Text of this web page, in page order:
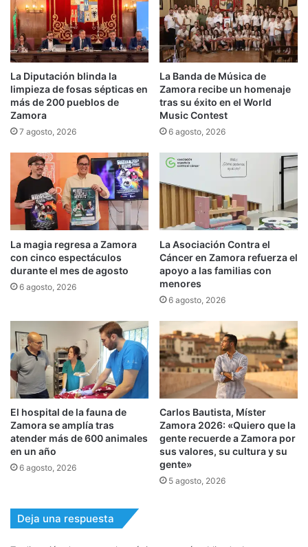
La Diputación blinda la
limpieza de fosas sépticas en
más de 200 pueblos de
Zamora
7 agosto, 2026
La Banda de Música de
Zamora recibe un homenaje
tras su éxito en el World
Music Contest
6 agosto, 2026
La magia regresa a Zamora
con cinco espectáculos
durante el mes de agosto
6 agosto, 2026
La Asociación Contra el
Cáncer en Zamora refuerza el
apoyo a las familias con
menores
6 agosto, 2026
El hospital de la fauna de
Zamora se amplía tras
atender más de 600 animales
en un año
6 agosto, 2026
Carlos Bautista, Míster
Zamora 2026: «Quiero que la
gente recuerde a Zamora por
sus valores, su cultura y su
gente»
5 agosto, 2026
Deja una respuesta